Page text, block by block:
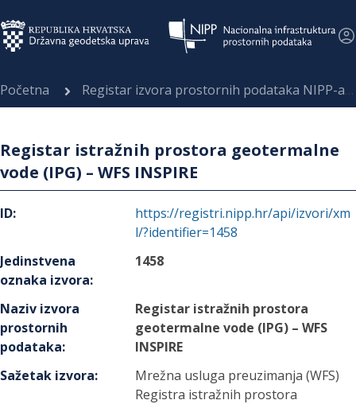
Početna Registar izvora prostornih podataka NIPP-a
Registar istražnih prostora geotermalne
vode (IPG) – WFS INSPIRE
ID:
https://registri.nipp.hr/api/izvori/xm
l/?identifier=1458
Jedinstvena
oznaka izvora:
1458
Naziv izvora
prostornih
podataka:
Registar istražnih prostora
geotermalne vode (IPG) – WFS
INSPIRE
Sažetak izvora:
Mrežna usluga preuzimanja (WFS)
Registra istražnih prostora